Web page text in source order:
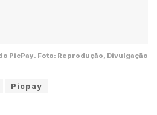
PicPay. Foto: Reprodução, Divulgação
Picpay